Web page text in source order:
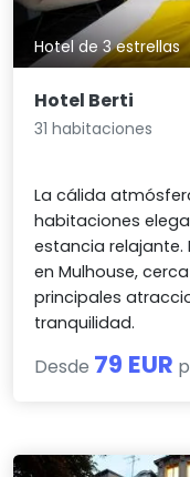
Hotel de 3 estrellas
Hotel Berti
31 habitaciones
La cálida
habitaciones
estancia relajante.
en Mulhouse,
principales
tranquilidad.
Desde 79 EUR